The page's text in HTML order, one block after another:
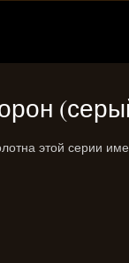
этой серии